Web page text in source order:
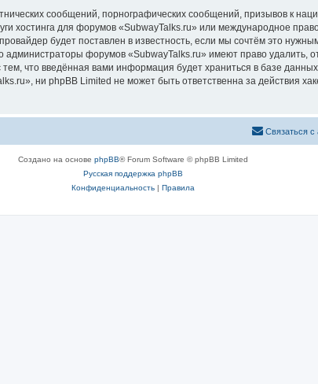
сообщений, порнографических сообщений, призывов к
хостинга для форумов «SubwayTalks.ru» или международное
будет поставлен в известность, если мы сочтём это
форумов «SubwayTalks.ru» имеют право удалить,
что введённая вами информация будет храниться в базе
ни phpBB Limited не может быть ответственна за действия
Связаться с
Создано на основе phpBB® Forum Software © phpBB Limited
Русская поддержка phpBB
Конфиденциальность| Правила